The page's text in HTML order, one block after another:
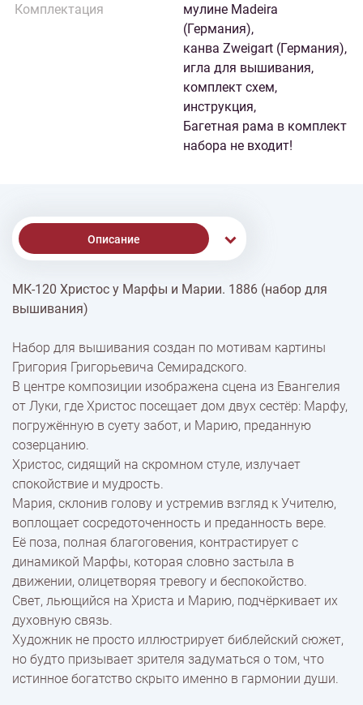
Комплектация
мулине Madeira
(Германия),
канва Zweigart (Германия),
игла для вышивания,
комплект схем,
инструкция,
Багетная рама в комплект
набора не входит!
Описание
% Скидки
Доставка
Оплата
МК-120 Христос у Марфы и Марии. 1886 (набор для
вышивания)
Набор для вышивания создан по мотивам картины
Григория Григорьевича Семирадского.
В центре композиции изображена сцена из Евангелия
от Луки, где Христос посещает дом двух сестёр: Марфу,
погружённую в суету забот, и Марию, преданную
созерцанию.
Христос, сидящий на скромном стуле, излучает
спокойствие и мудрость.
Мария, склонив голову и устремив взгляд к Учителю,
воплощает сосредоточенность и преданность вере.
Её поза, полная благоговения, контрастирует с
динамикой Марфы, которая словно застыла в
движении, олицетворяя тревогу и беспокойство.
Свет, льющийся на Христа и Марию, подчёркивает их
духовную связь.
Художник не просто иллюстрирует библейский сюжет,
но будто призывает зрителя задуматься о том, что
истинное богатство скрыто именно в гармонии души.